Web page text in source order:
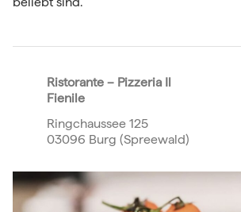
Ristorante – Pizzeria Il
Fienile
Ringchaussee 125
03096 Burg (Spreewald)